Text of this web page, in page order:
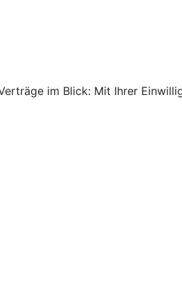
im Blick: Mit Ihrer